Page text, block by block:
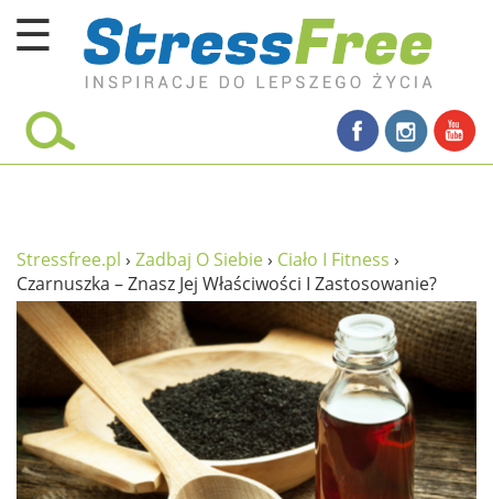
☰
Kursy online
umysł
proste życie
relaks
filozofia życia
wolność od stresu
miłość i rodzina
w rodzinie
Stressfree.pl › Zadbaj O Siebie› Ciało I Fitness ›
Czarnuszka – Znasz Jej Właściwości I Zastosowanie?